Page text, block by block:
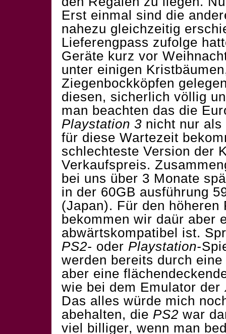
Erst einmal sind die
nahezu gleichzeitig
Lieferengpass zufolge
Geräte kurz vor
unter einigen
Ziegenbockköpfen
diesen, sicherlich völlig
man beachten das die
Playstation 3 nicht nur
für diese Wartezeit
schlechteste Version der
Verkaufspreis.
bei uns über 3 Monate
in der 60GB ausführung
(Japan). Für den
bekommen wir daür aber
abwärtskompatibel ist.
PS2- oder Playstation-
werden bereits durch
aber eine
wie bei dem Emulator der
Das alles würde mich
abehalten, die PS2 war
viel billiger, wenn man